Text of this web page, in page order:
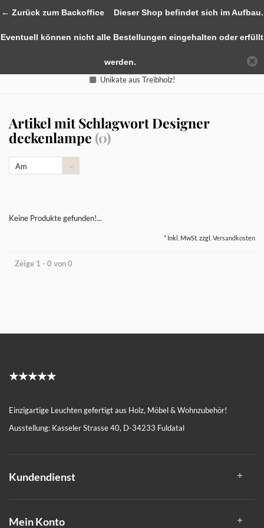
Unikate aus Treibholz!
Artikel mit Schlagwort Designer
deckenlampe (0)
Am
Keine Produkte gefunden!...
* Inkl. MwSt. zzgl. Versandkosten
Zeige 1 - 0 von 0
★★★★★
Einzigartige Leuchten gefertigt aus Holz, Möbel & Wohnzubehör!
Ausstellung: Kasseler Strasse 40, D-34233 Fuldatal
Kundendienst
Mein Konto
← Zurück zum BackofficeDieser Shop befindet sich im Aufbau.
Eventuell können nicht alle Bestellungen eingehalten oder erfüllt
werden.